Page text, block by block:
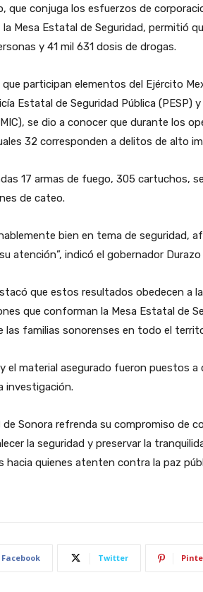
que conjuga los esfuerzos de
Mesa Estatal de Seguridad, permitió
y 41 mil 631 dosis de drogas.
participan elementos del Ejército
Estatal de Seguridad Pública (PESP)
se dio a conocer que durante los
32 corresponden a delitos de alto
17 armas de fuego, 305 cartuchos,
de cateo.
bien en tema de seguridad,
atención”, indicó el gobernador
que estos resultados obedecen a
que conforman la Mesa Estatal de
las familias sonorenses en todo el
el material asegurado fueron puestos
investigación.
de Sonora refrenda su compromiso de
la seguridad y preservar la
hacia quienes atenten contra la paz
Facebook Twitter